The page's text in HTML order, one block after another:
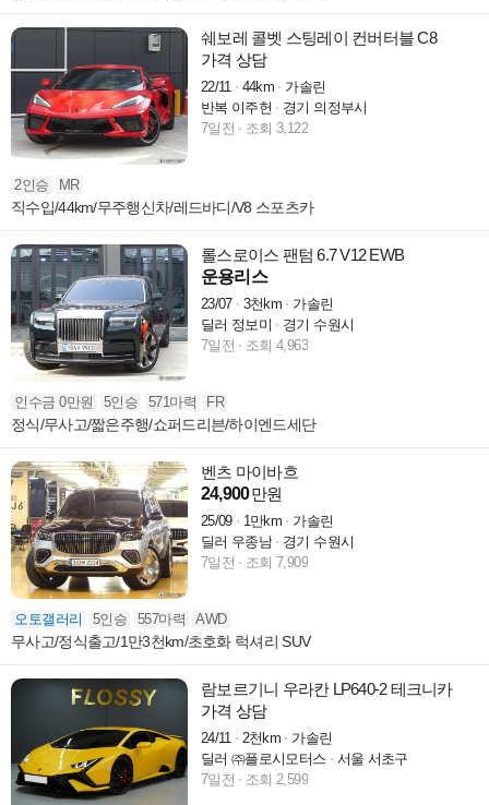
쉐보레 콜벳 스팅레이 컨버터블 C8
가격 상담
22/11 44km
가솔린
반복 이주헌
경기 의정부시
7일전
조회 3,122
2인승 MR
직수입/44km/무주행신차/레드바디/V8 스포츠카
롤스로이스 팬텀 6.7 V12 EWB
운용리스
23/07 3천km
가솔린
딜러 정보미
경기 수원시
7일전
조회 4,963
인수금 0만원 5인승 571마력 FR
정식/무사고/짧은주행/쇼퍼드리븐/하이엔드세단
벤츠 마이바흐
24,900만원
25/09 1만km
가솔린
딜러 우종남
경기 수원시
7일전
조회 7,909
오토갤러리 5인승 557마력 AWD
무사고/정식출고/1만3천km/초호화 럭셔리 SUV
람보르기니 우라칸 LP640-2 테크니카
가격 상담
24/11 2천km
가솔린
딜러 ㈜플로시모터스
서울 서초구
7일전
조회 2,599